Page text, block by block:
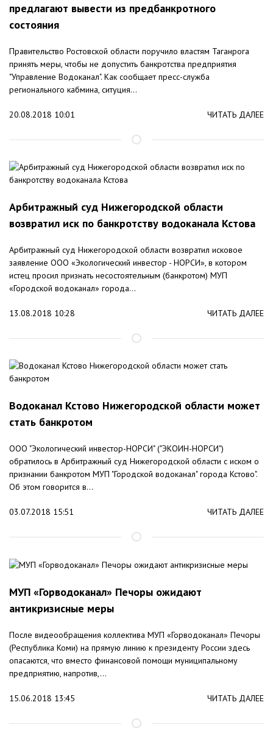
предлагают вывести из предбанкротного
состояния
Правительство Ростовской области поручило властям Таганрога
принять меры, чтобы не допустить банкротства предприятия
"Управление Водоканал". Как сообщает пресс-служба
регионального кабмина, ситуция...
20.08.2018 10:01 ЧИТАТЬ ДАЛЕЕ
Арбитражный суд Нижегородской области
возвратил иск по банкротству водоканала Кстова
Арбитражный суд Нижегородской области возвратил исковое
заявление ООО «Экологический инвестор - НОРСИ», в котором
истец просил признать несостоятельным (банкротом) МУП
«Городской водоканал» города...
13.08.2018 10:28 ЧИТАТЬ ДАЛЕЕ
Водоканал Кстово Нижегородской области может
стать банкротом
ООО "Экологический инвестор-НОРСИ" ("ЭКОИН-НОРСИ")
обратилось в Арбитражный суд Нижегородской области с иском о
признании банкротом МУП "Городской водоканал" города Кстово".
Об этом говорится в...
03.07.2018 15:51 ЧИТАТЬ ДАЛЕЕ
МУП «Горводоканал» Печоры ожидают
антикризисные меры
После видеообращения коллектива МУП «Горводоканал» Печоры
(Республика Коми) на прямую линию к президенту России здесь
опасаются, что вместо финансовой помощи муниципальному
предприятию, напротив,...
15.06.2018 13:45 ЧИТАТЬ ДАЛЕЕ